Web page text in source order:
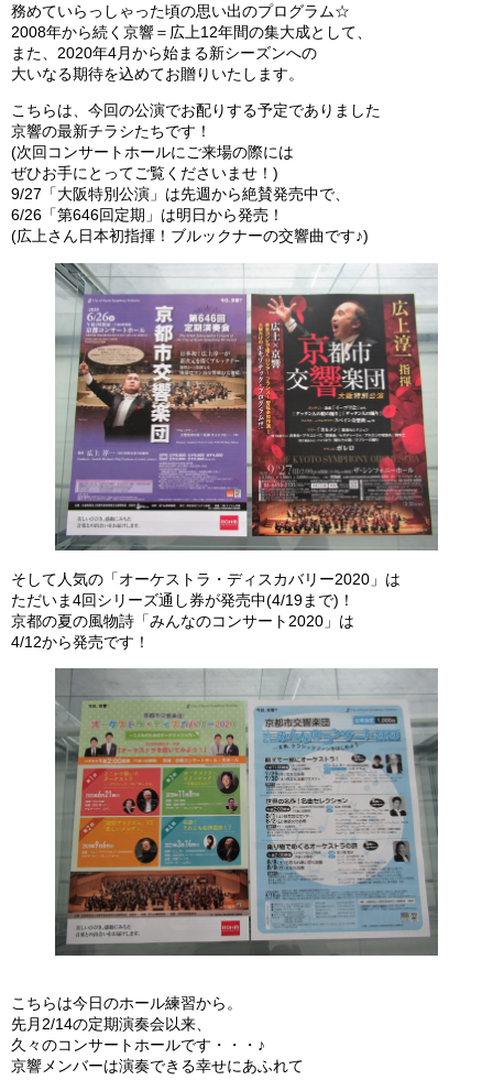
務めていらっしゃった頃の思い出のプログラム☆
2008年から続く京響＝広上12年間の集大成として、
また、2020年4月から始まる新シーズンへの
大いなる期待を込めてお贈りいたします。
こちらは、今回の公演でお配りする予定でありました
京響の最新チラシたちです！
(次回コンサートホールにご来場の際には
ぜひお手にとってご覧くださいませ！)
9/27「大阪特別公演」は先週から絶賛発売中で、
6/26「第646回定期」は明日から発売！
(広上さん日本初指揮！ブルックナーの交響曲です♪)
そして人気の「オーケストラ・ディスカバリー2020」は
ただいま4回シリーズ通し券が発売中(4/19まで)！
京都の夏の風物詩「みんなのコンサート2020」は
4/12から発売です！
こちらは今日のホール練習から。
先月2/14の定期演奏会以来、
久々のコンサートホールです・・・♪
京響メンバーは演奏できる幸せにあふれて